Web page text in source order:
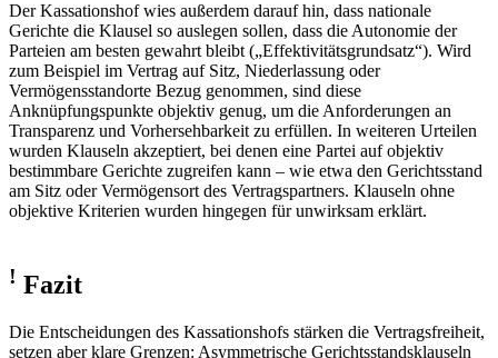
Der Kassationshof wies außerdem darauf hin, dass nationale
Gerichte die Klausel so auslegen sollen, dass die Autonomie der
Parteien am besten gewahrt bleibt („Effektivitätsgrundsatz“). Wird
zum Beispiel im Vertrag auf Sitz, Niederlassung oder
Vermögensstandorte Bezug genommen, sind diese
Anknüpfungspunkte objektiv genug, um die Anforderungen an
Transparenz und Vorhersehbarkeit zu erfüllen. In weiteren Urteilen
wurden Klauseln akzeptiert, bei denen eine Partei auf objektiv
bestimmbare Gerichte zugreifen kann – wie etwa den Gerichtsstand
am Sitz oder Vermögensort des Vertragspartners. Klauseln ohne
objektive Kriterien wurden hingegen für unwirksam erklärt.
! Fazit
Die Entscheidungen des Kassationshofs stärken die Vertragsfreiheit,
setzen aber klare Grenzen: Asymmetrische Gerichtsstandsklauseln